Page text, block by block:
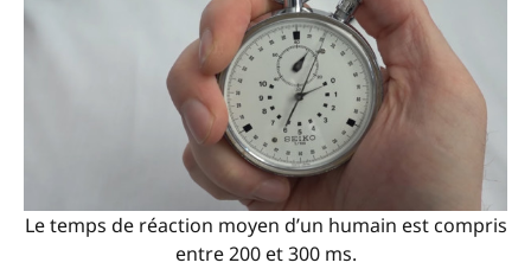
Le temps de réaction moyen d’un humain est compris
entre 200 et 300 ms.